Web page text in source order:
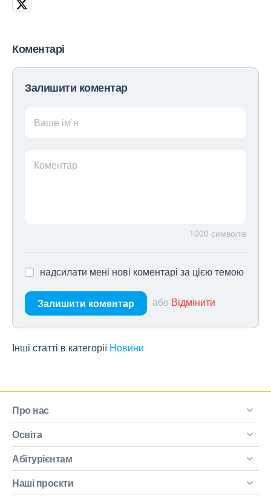
Коментарі
Залишити коментар
Ваше ім’я
Коментар
1000 символів
надсилати мені нові коментарі за цією темою
Залишити коментар або Відмінити
Інші статті в категорії Новини
Про нас
Освіта
Абітурієнтам
Наші проєкти